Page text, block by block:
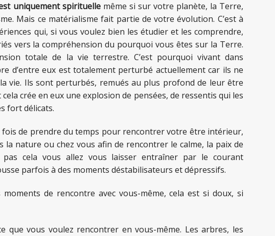
uniquement spirituellemême si sur votre planète, la Terre,
Mais ce matérialisme fait partie de votre évolution. C’est à
qui, si vous voulez bien les étudier et les comprendre,
vers la compréhension du pourquoi vous êtes sur la Terre.
totale de la vie terrestre. C’est pourquoi vivant dans
d’entre eux est totalement perturbé actuellement car ils ne
vie. Ils sont perturbés, remués au plus profond de leur être
crée en eux une explosion de pensées, de ressentis qui les
fort délicats.
fois de prendre du temps pour rencontrer votre être intérieur,
nature ou chez vous afin de rencontrer le calme, la paix de
cela vous allez vous laisser entraîner par le courant
parfois à des moments déstabilisateurs et dépressifs.
de rencontre avec vous-même, cela est si doux, si
vous voulez rencontrer en vous-même. Les arbres, les